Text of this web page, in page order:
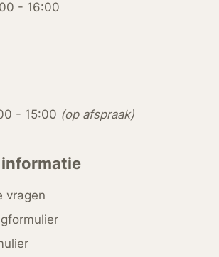
- 16:00
- 15:00 (op afspraak)
vragen